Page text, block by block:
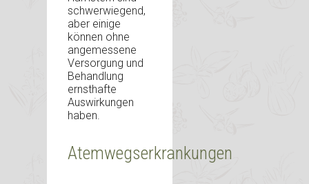
schwerwiegend,
aber einige
können ohne
angemessene
Versorgung und
Behandlung
ernsthafte
Auswirkungen
haben.
Atemwegserkrankungen